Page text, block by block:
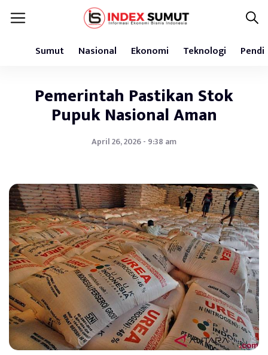
Sumut Nasional Ekonomi Teknologi
Pemerintah Pastikan Stok
Pupuk Nasional Aman
April 26, 2026 - 9:38 am